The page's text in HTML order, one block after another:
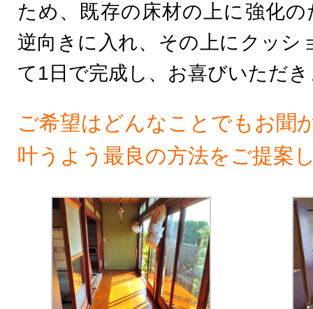
ため、既存の床材の上に強化
逆向きに入れ、その上にクッシ
て1日で完成し、お喜びいただ
ご希望はどんなことでもお聞
叶うよう最良の方法をご提案